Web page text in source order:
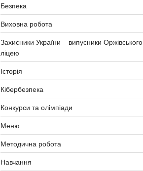
Безпека
Виховна робота
Захисники України – випусники Оржівського
ліцею
Історія
Кібербезпека
Конкурси та олімпіади
Меню
Методична робота
Навчання